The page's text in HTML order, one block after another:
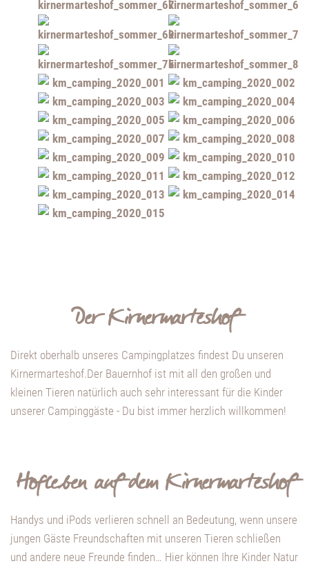
Der Kirnermarteshof
Direkt oberhalb unseres Campingplatzes findest Du unseren
Kirnermarteshof.Der Bauernhof ist mit all den großen und
kleinen Tieren natürlich auch sehr interessant für die Kinder
unserer Campinggäste - Du bist immer herzlich willkommen!
Hofleben auf dem Kirnermarteshof
Handys und iPods verlieren schnell an Bedeutung, wenn unsere
jungen Gäste Freundschaften mit unseren Tieren schließen
und andere neue Freunde finden… Hier können Ihre Kinder Natur